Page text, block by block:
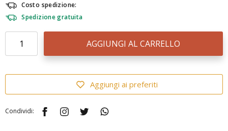
Costo spedizione:
Spedizione gratuita
AGGIUNGI AL CARRELLO
Aggiungi ai preferiti
Condividi: